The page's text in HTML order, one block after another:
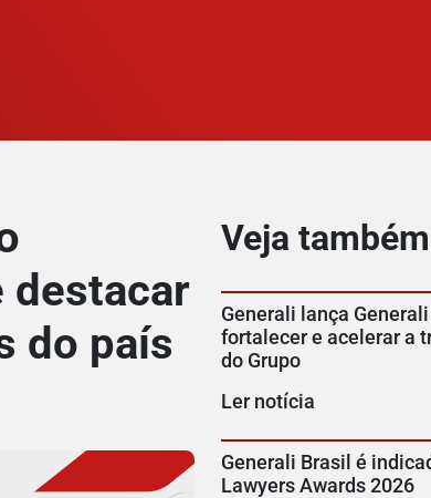
destacar
do país
Veja também
Generali lança
fortalecer e acelerar a
do Grupo
Ler notícia
Generali Brasil é
Lawyers Awards 2026